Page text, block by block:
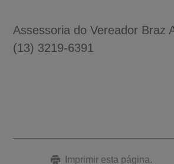
Assessoria do Vereador Braz
(13) 3219-6391
Imprimir esta página.